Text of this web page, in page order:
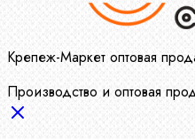
Крепеж-Маркет оптовая
Производство и оптовая